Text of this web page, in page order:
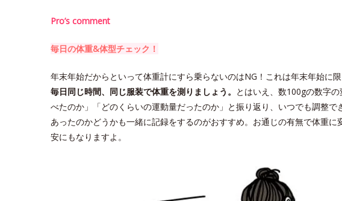
Pro’s comment
毎日の体重&体型チェック！
年末年始だからといって体重計にすら乗らないのはNG！これは年末年始に限
毎日同じ時間、同じ服装で体重を測りましょう。 とはいえ、数100gの数字
べたのか」「どのくらいの運動量だったのか」と振り返り、いつでも調整
あったのかどうかも一緒に記録をするのがおすすめ。お通じの有無で体重
安にもなりますよ。